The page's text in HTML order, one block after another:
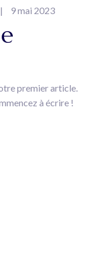
9 mai 2023
premier article.
à écrire !